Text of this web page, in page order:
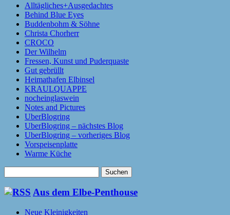
Alltägliches+Ausgedachtes
Behind Blue Eyes
Buddenbohm & Söhne
Christa Chorherr
CROCO
Der Wilhelm
Fressen, Kunst und Puderquaste
Gut gebrüllt
Heimathafen Elbinsel
KRAULQUAPPE
nocheinglaswein
Notes and Pictures
UberBlogring
UberBlogring – nächstes Blog
UberBlogring – vorheriges Blog
Vorspeisenplatte
Warme Küche
nach:
Aus dem Elbe-Penthouse
Neue Kleinigkeiten